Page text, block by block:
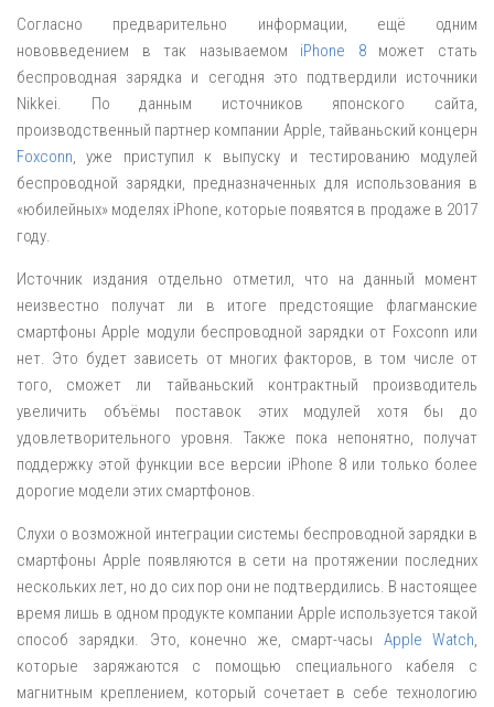
Согласно предварительно информации, ещё одним
нововведением в так называемом iPhone 8может стать
беспроводная зарядка и сегодня это подтвердили источники
Nikkei. По данным источников японского сайта,
производственный партнер компании Apple, тайваньский концерн
Foxconn , уже приступил к выпуску и тестированию модулей
беспроводной зарядки, предназначенных для использования в
«юбилейных» моделях iPhone, которые появятся в продаже в 2017
году.
Источник издания отдельно отметил, что на данный момент
неизвестно получат ли в итоге предстоящие флагманские
смартфоны Apple модули беспроводной зарядки от Foxconn или
нет. Это будет зависеть от многих факторов, в том числе от
того, сможет ли тайваньский контрактный производитель
увеличить объёмы поставок этих модулей хотя бы до
удовлетворительного уровня. Также пока непонятно, получат
поддержку этой функции все версии iPhone 8 или только более
дорогие модели этих смартфонов.
Слухи о возможной интеграции системы беспроводной зарядки в
смартфоны Apple появляются в сети на протяжении последних
нескольких лет, но до сих пор они не подтвердились. В настоящее
время лишь в одном продукте компании Apple используется такой
способ зарядки. Это, конечно же, смарт-часы Apple Watch
которые заряжаются с помощью специального кабеля с
магнитным креплением, который сочетает в себе технологию